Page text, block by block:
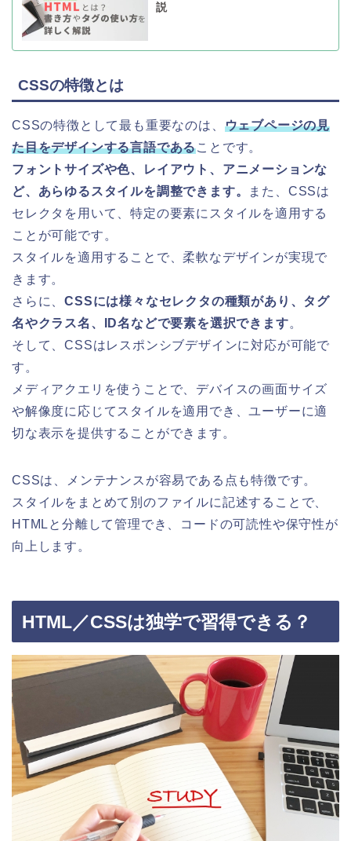
説
CSSの特徴とは
CSSの特徴として最も重要なのは、 ウェブページの見
た目をデザインする言語であることです。
フォントサイズや色、レイアウト、アニメーションな
ど、あらゆるスタイルを調整できます。
また、CSSは
セレクタを用いて、特定の要素にスタイルを適用する
ことが可能です。
スタイルを適用することで、柔軟なデザインが実現で
きます。
さらに、CSSには様々なセレクタの種類があり、タグ
名やクラス名、ID名などで要素を選択できます。
そして、CSSはレスポンシブデザインに対応が可能で
す。
メディアクエリを使うことで、デバイスの画面サイズ
や解像度に応じてスタイルを適用でき、ユーザーに適
切な表示を提供することができます。
CSSは、メンテナンスが容易である点も特徴です。
スタイルをまとめて別のファイルに記述することで、
HTMLと分離して管理でき、コードの可読性や保守性が
向上します。
HTML／CSSは独学で習得できる？